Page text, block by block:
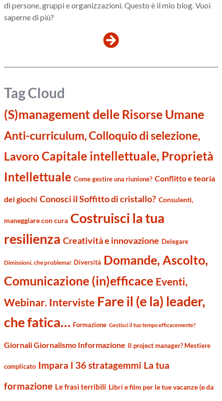
di persone, gruppi e organizzazioni. Questo è il mio blog. Vuoi
saperne di più?
Tag Cloud
(S)management delle Risorse Umane
Anti-curriculum, Colloquio di selezione,
LavoroCapitale intellettuale, Proprietà
Intellettuale Come gestire una riunione? Conflitto e teoria
dei giochi Conosci il Soffitto di cristallo? Consulenti,
maneggiare con cura Costruisci la tua
resilienza Creatività e innovazione Delegare
Dimissioni, che problema! Diversità Domande, Ascolto,
Comunicazione (in)efficace Eventi,
Webinar. Interviste Fare il (e la) leader,
che fatica… Formazione Gestisci il tuo tempo efficacemente?
Giornali Giornalismo Informazione Il project manager? Mestiere
complicato Impara I 36 stratagemmi La tua
formazione Le frasi terribili Libri e film per le tue vacanze (e da